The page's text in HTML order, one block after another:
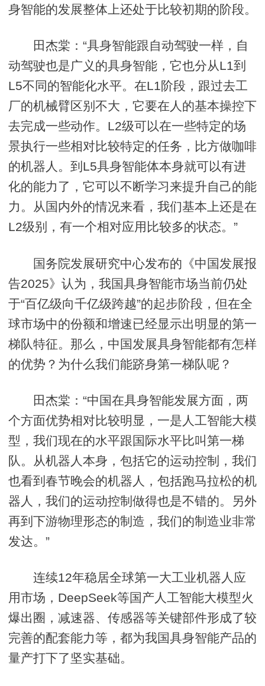
身智能的发展整体上还处于比较初期的阶段。
田杰棠：“具身智能跟自动驾驶一样，自
动驾驶也是广义的具身智能，它也分从L1到
L5不同的智能化水平。在L1阶段，跟过去工
厂的机械臂区别不大，它要在人的基本操控下
去完成一些动作。L2级可以在一些特定的场
景执行一些相对比较特定的任务，比方做咖啡
的机器人。到L5具身智能体本身就可以有进
化的能力了，它可以不断学习来提升自己的能
力。从国内外的情况来看，我们基本上还是在
L2级别，有一个相对应用比较多的状态。”
国务院发展研究中心发布的《中国发展报
告2025》认为，我国具身智能市场当前仍处
于“百亿级向千亿级跨越”的起步阶段，但在全
球市场中的份额和增速已经显示出明显的第一
梯队特征。那么，中国发展具身智能都有怎样
的优势？为什么我们能跻身第一梯队呢？
田杰棠：“中国在具身智能发展方面，两
个方面优势相对比较明显，一是人工智能大模
型，我们现在的水平跟国际水平比叫第一梯
队。从机器人本身，包括它的运动控制，我们
也看到春节晚会的机器人，包括跑马拉松的机
器人，我们的运动控制做得也是不错的。另外
再到下游物理形态的制造，我们的制造业非常
发达。”
连续12年稳居全球第一大工业机器人应
用市场，DeepSeek等国产人工智能大模型火
爆出圈，减速器、传感器等关键部件形成了较
完善的配套能力等，都为我国具身智能产品的
量产打下了坚实基础。